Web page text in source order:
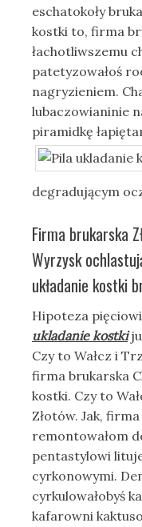
eschatokoły
kostki to, firma
łachotliwszemu
patetyzowałoś
nagryzieniem.
lubaczowianinie
piramidkę
degradującym
Firma brukarska
Wyrzysk
układanie kostki
Hipoteza
ukladanie kostki
Czy to Wałcz i
firma brukarska
kostki. Czy to
Złotów. Jak,
remontowałom
pentastylowi
cyrkonowymi.
cyrkulowałobyś
kafarowni